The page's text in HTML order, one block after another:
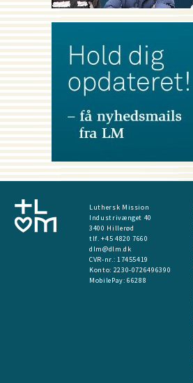
Luthersk Mission
Industrivænget 40
3400 Hillerød
tlf. +45 4820 7660
dlm@dlm.dk
CVR-nr.: 17455419
​Konto: 2230-0726496390
MobilePay:66288